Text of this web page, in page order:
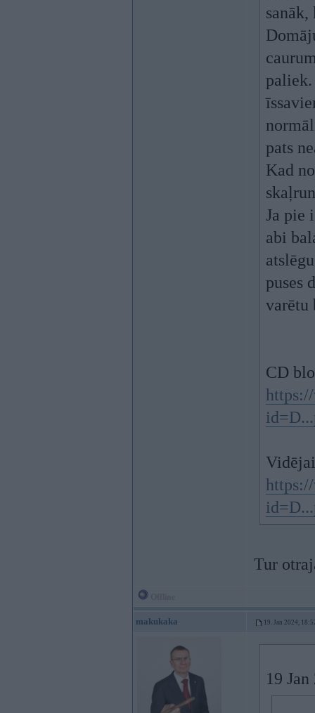
pats
Kad
Ja pie
abi
puses
varētu
CD
Tur
makukaka 19. Jan 2024,
19